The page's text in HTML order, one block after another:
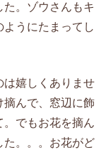
。ゾウさんもキ
うにたまってし
は嬉しくありませ
摘んで、窓辺に飾
。でもお花を摘ん
た。。。お花がど